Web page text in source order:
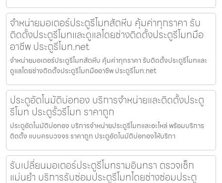
จำหน่ายมอเตอร์ประตูรีโมทสัตหีบ คุ้มค่าทุกราคา รับ
ติดตั้งประตูรีโมทและดูแลโดยช่างติดตั้งประตูรีโมทมือ
อาชีพ ประตูรีโมท.net
จำหน่ายมอเตอร์ประตูรีโมทสัตหีบ คุ้มค่าทุกราคา รับติดตั้งประตูรีโมทและ
ดูแลโดยช่างติดตั้งประตูรีโมทมืออาชีพ ประตูรีโมท.net
ประตูอัตโนมัติบ่อทอง บริการจำหน่ายและติดตั้งประตู
รีโมท ประตูรั้วรีโมท ราคาถูก
ประตูอัตโนมัติบ่อทอง บริการจำหน่ายประตูรีโมทและอะไหล่ พร้อมบริการ
ติดตั้ง แบบครบวงจร ราคาถูก ประตูอัตโนมัติบ่อทองให้บริกา
รับเปลี่ยนมอเตอร์ประตูรีโมทรามอินทรา ตรวจเช็ก
แม่นยำ บริการรับซ่อมประตูรีโมทโดยช่างซ่อมประตู